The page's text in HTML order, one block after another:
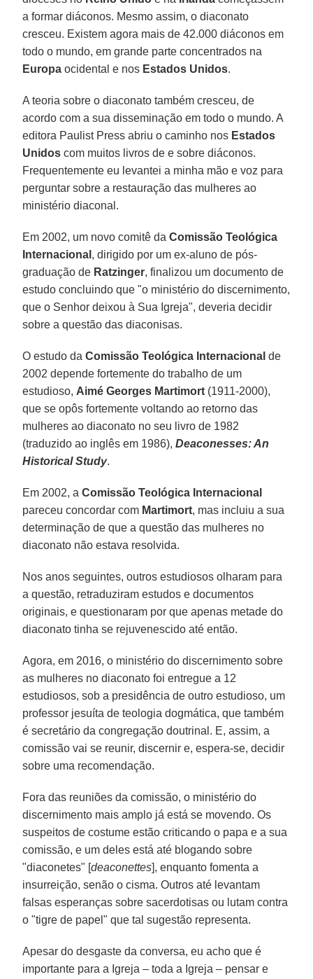
a formar diáconos. Mesmo assim, o diaconato
cresceu. Existem agora mais de 42.000 diáconos em
todo o mundo, em grande parte concentrados na
Europa ocidental e nos Estados Unidos.
A teoria sobre o diaconato também cresceu, de
acordo com a sua disseminação em todo o mundo. A
editora Paulist Press abriu o caminho nos Estados
Unidos com muitos livros de e sobre diáconos.
Frequentemente eu levantei a minha mão e voz para
perguntar sobre a restauração das mulheres ao
ministério diaconal.
Em 2002, um novo comitê daComissão Teológica
Internacional , dirigido por um ex-aluno de pós-
graduação de Ratzinger, finalizou um documento de
estudo concluindo que "o ministério do discernimento,
que o Senhor deixou à Sua Igreja", deveria decidir
sobre a questão das diaconisas.
O estudo daComissão Teológica Internacional de
2002 depende fortemente do trabalho de um
estudioso, Aimé Georges Martimort (1911-2000),
que se opôs fortemente voltando ao retorno das
mulheres ao diaconato no seu livro de 1982
(traduzido ao inglês em 1986),Deaconesses: An
Historical Study.
Em 2002, aComissão Teológica Internacional
pareceu concordar com Martimort, mas incluiu a sua
determinação de que a questão das mulheres no
diaconato não estava resolvida.
Nos anos seguintes, outros estudiosos olharam para
a questão, retraduziram estudos e documentos
originais, e questionaram por que apenas metade do
diaconato tinha se rejuvenescido até então.
Agora, em 2016, o ministério do discernimento sobre
as mulheres no diaconato foi entregue a 12
estudiosos, sob a presidência de outro estudioso, um
professor jesuíta de teologia dogmática, que também
é secretário da congregação doutrinal. E, assim, a
comissão vai se reunir, discernir e, espera-se, decidir
sobre uma recomendação.
Fora das reuniões da comissão, o ministério do
discernimento mais amplo já está se movendo. Os
suspeitos de costume estão criticando o papa e a sua
comissão, e um deles está até blogando sobre
"diaconetes" [deaconettes], enquanto fomenta a
insurreição, senão o cisma. Outros até levantam
falsas esperanças sobre sacerdotisas ou lutam contra
o "tigre de papel" que tal sugestão representa.
Apesar do desgaste da conversa, eu acho que é
importante para a Igreja – toda a Igreja – pensar e